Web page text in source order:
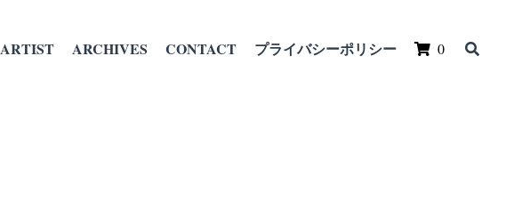
ARTIST ARCHIVES CONTACT プライバシーポリシー 0